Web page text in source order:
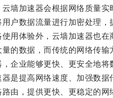
加速器会根据网络质量实
数据流量进行加密处理，
体验外，云墙加速器也在
数据，而传统的网络传输
业能够更快、更安全地将
提高网络速度、加强数据
，提供更快、更稳定的网